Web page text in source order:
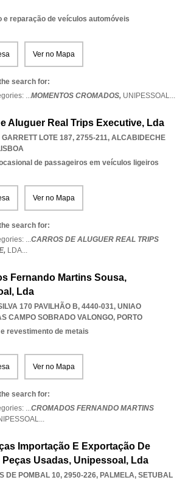
e reparação de veículos automóveis
Ver no Mapa
search for:
...MOMENTOS CROMADOS, UNIPESSOAL...
Aluguer Real Trips Executive, Lda
LOTE 187, 2755-211, ALCABIDECHE
de passageiros em veículos ligeiros
Ver no Mapa
search for:
...CARROS DE ALUGUER REAL TRIPS
LDA...
Fernando Martins Sousa,
Lda
170 PAVILHÃO B, 4440-031, UNIAO
CAMPO SOBRADO VALONGO, PORTO
revestimento de metais
Ver no Mapa
search for:
...CROMADOS FERNANDO MARTINS
...
Importação E Exportação De
Peças Usadas, Unipessoal, Lda
DE POMBAL 10, 2950-226, PALMELA, SETUBAL